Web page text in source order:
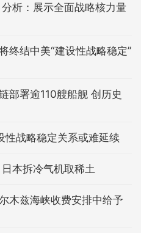
析：展示全面战略核力量
终结中美“建设性战略稳定”
部署逾110艘船舰 创历史
性战略稳定关系或难延续
本拆冷气机取稀土
木兹海峡收费安排中给予